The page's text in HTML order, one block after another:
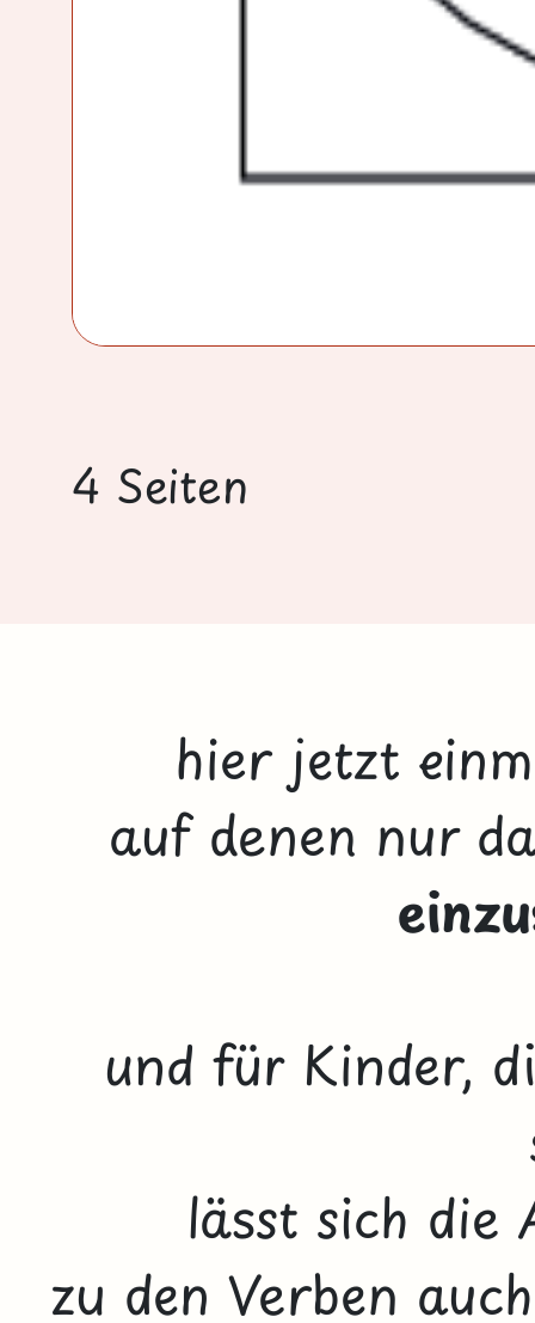
4 Seiten
hier jetzt
auf denen nur
und für Kinder,
lässt sich die
zu den Verben